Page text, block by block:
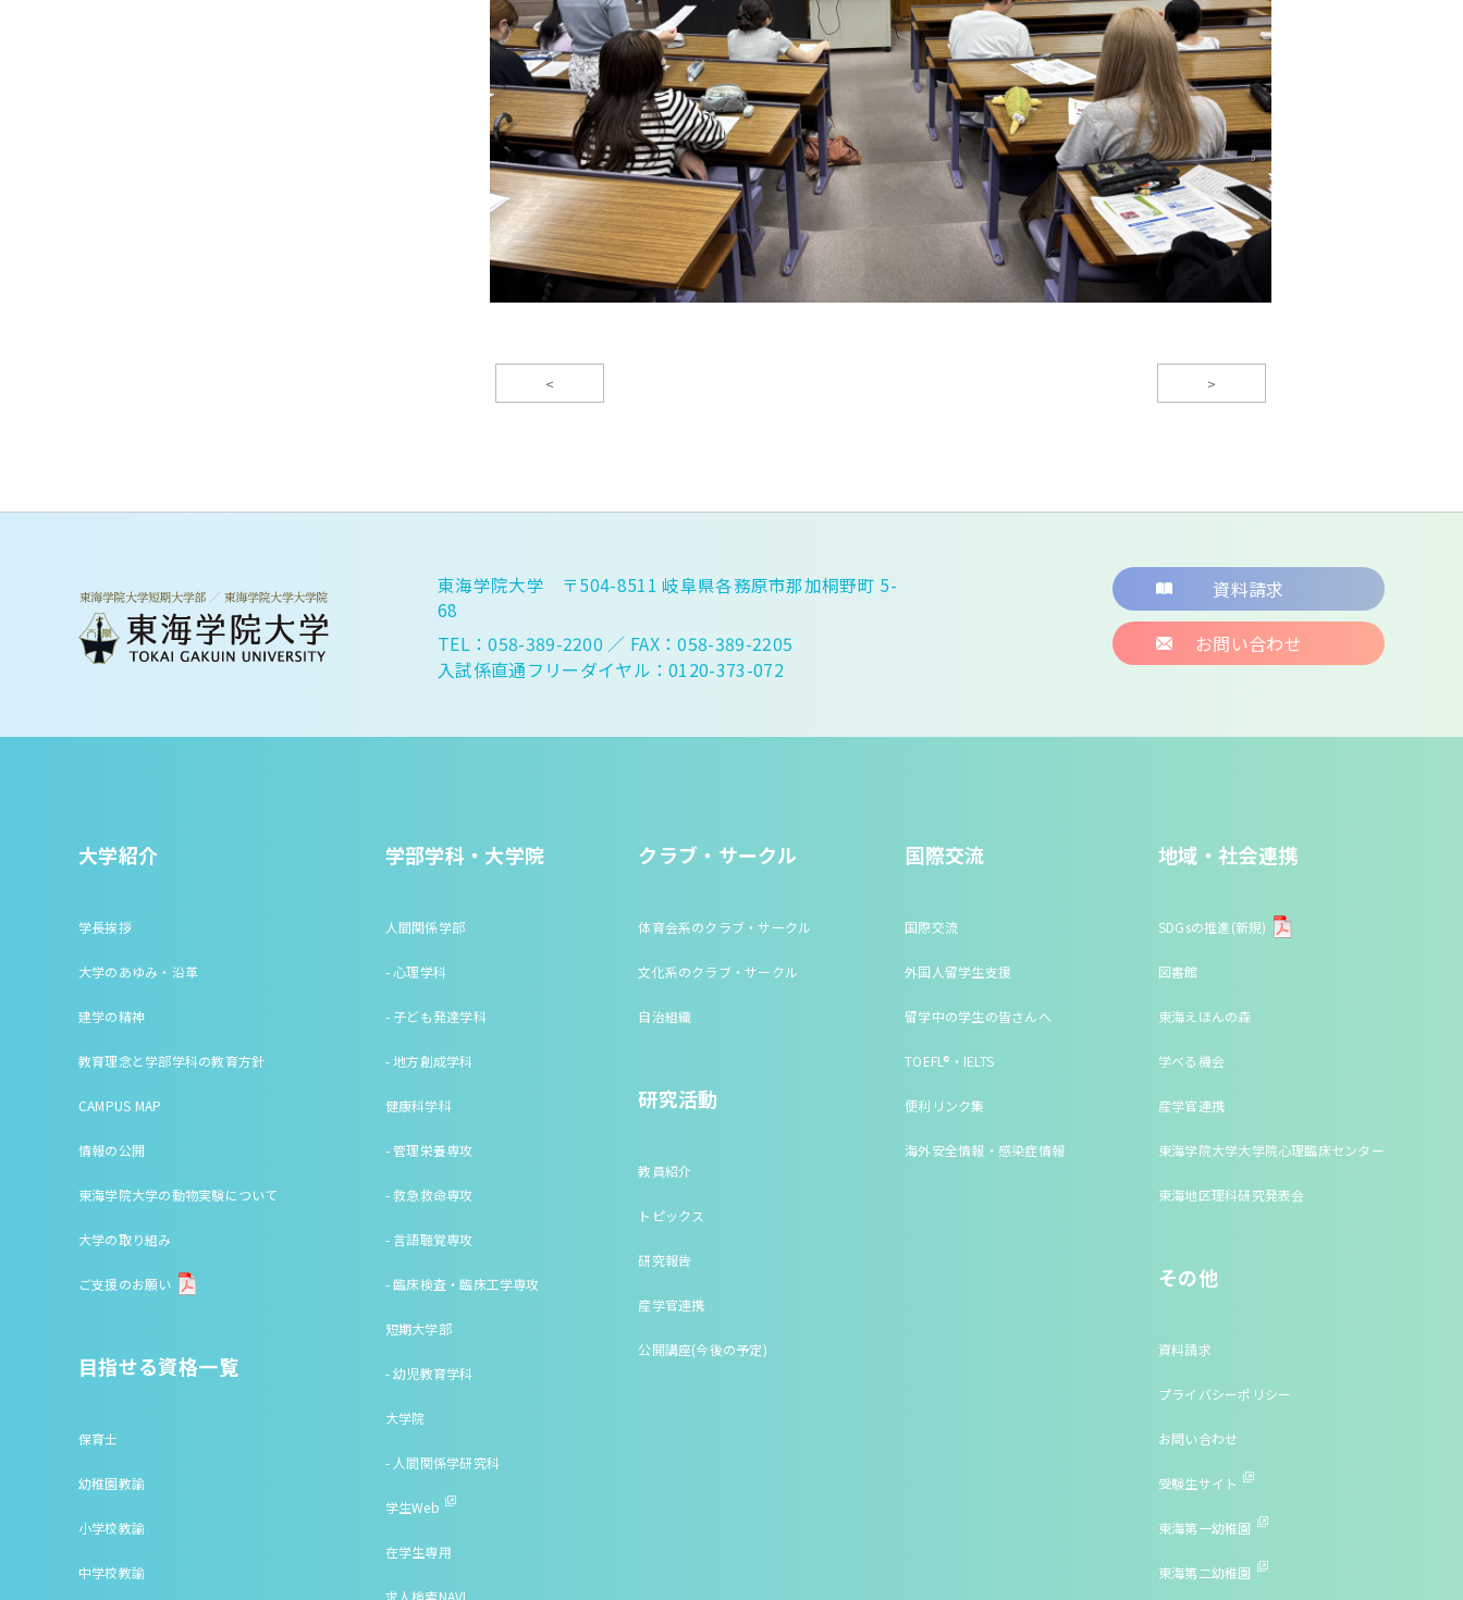
< >
東海学院大学 〒504-8511 岐阜県各務原市那加桐野町 5-
68
TEL：058-389-2200 ／ FAX：058-389-2205
入試係直通フリーダイヤル：0120-373-072
資料請求
お問い合わせ
大学紹介
学長挨拶
大学のあゆみ・沿革
建学の精神
教育理念と学部学科の教育方針
CAMPUS MAP
情報の公開
東海学院大学の動物実験について
大学の取り組み
ご支援のお願い
目指せる資格一覧
保育士
幼稚園教諭
小学校教諭
中学校教諭
学部学科・大学院
人間関係学部
- 心理学科
- 子ども発達学科
- 地方創成学科
健康科学科
- 管理栄養専攻
- 救急救命専攻
- 言語聴覚専攻
- 臨床検査・臨床工学専攻
短期大学部
- 幼児教育学科
大学院
- 人間関係学研究科
学生Web
在学生専用
求人検索NAVI
クラブ・サークル
体育会系のクラブ・サークル
文化系のクラブ・サークル
自治組織
研究活動
教員紹介
トピックス
研究報告
産学官連携
公開講座(今後の予定)
国際交流
国際交流
外国人留学生支援
留学中の学生の皆さんへ
TOEFL®・IELTS
便利リンク集
海外安全情報・感染症情報
地域・社会連携
SDGsの推進(新規)
図書館
東海えほんの森
学べる機会
産学官連携
東海学院大学大学院心理臨床センター
東海地区理科研究発表会
その他
資料請求
プライバシーポリシー
お問い合わせ
受験生サイト
東海第一幼稚園
東海第二幼稚園